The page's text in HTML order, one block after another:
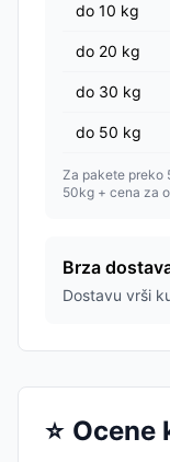
do 10 kg
do 20 kg
do 30 kg
do 50 kg
Za pakete preko
50kg + cena za
Brza
Dostavu vrši
⭐ Ocene